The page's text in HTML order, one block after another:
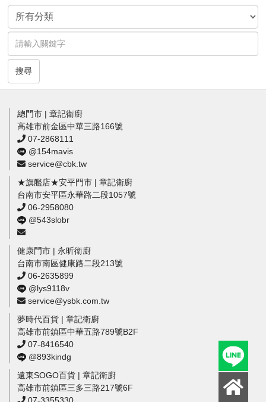
搜尋
總門市 | 章記衛廚
高雄市前金區中華三路166號
07-2868111
@154mavis
service@cbk.tw
★旗艦店★安平門市 | 章記衛廚
台南市安平區永華路二段1057號
06-2958080
@543slobr
健康門市 | 永昕衛廚
台南市南區健康路二段213號
06-2635899
@lys9118v
service@ysbk.com.tw
夢時代百貨 | 章記衛廚
高雄市前鎮區中華五路789號B2F
07-8416540
@893kindg
遠東SOGO百貨 | 章記衛廚
高雄市前鎮區三多三路217號6F
07-3355330